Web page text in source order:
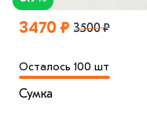
3470 ₽ 3500 ₽
Осталось 100 шт
Сумка